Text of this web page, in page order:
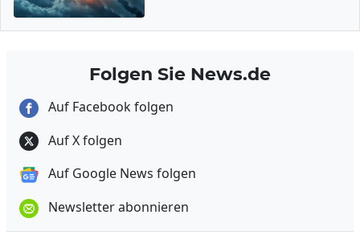
Folgen Sie News.de
Auf Facebook folgen
Auf X folgen
Auf Google News folgen
Newsletter abonnieren